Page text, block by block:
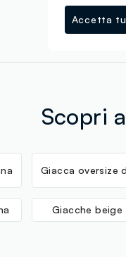
Scopri
Giacca oversize
Giacche beige
Accetta